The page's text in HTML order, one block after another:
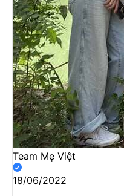
Team Mẹ Việt
18/06/2022